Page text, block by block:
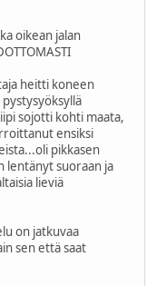
oikean jalan
heitti koneen
sojotti kohti maata,
ensiksi
pikkasen
lentänyt suoraan ja
lieviä
on jatkuvaa
sen että saat